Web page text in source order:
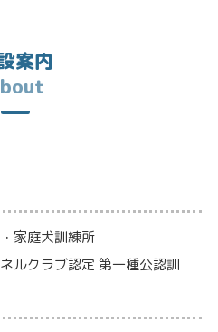
案内
家庭犬訓練所
ネルクラブ認定 第一種公認訓